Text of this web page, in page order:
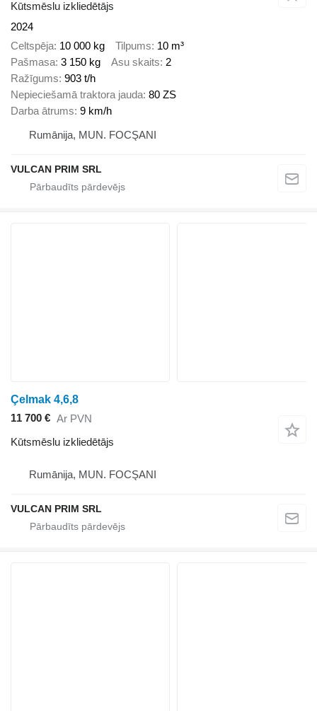
Kūtsmēslu izkliedētājs
2024
Celtspēja 10 000 kg Tilpums 10 m³
Pašmasa 3 150 kg Asu skaits 2
Ražīgums 903 t/h
Nepieciešamā traktora jauda 80 ZS
Darba ātrums 9 km/h
Rumānija, MUN. FOCŞANI
VULCAN PRIM SRL
Çelmak 4,6,8
11 700 € Ar PVN
Kūtsmēslu izkliedētājs
Rumānija, MUN. FOCŞANI
VULCAN PRIM SRL